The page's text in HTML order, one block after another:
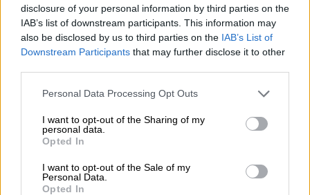
disclosure of your personal information by third parties on the
IAB’s list of downstream participants. This information may
also be disclosed by us to third parties on the IAB’s List of
Downstream Participants that may further disclose it to other
Please note that this website/app uses one or more Google
not limited to your visit or usage behaviour. You may click to
grant or deny consent to Google and its third-party tags to
use your data for below specified purposes in below Google
consent section.
Personal Data Processing Opt Outs
I want to opt-out of the Sharing of my
personal data.
Opted In
I want to opt-out of the Sale of my
Personal Data.
Opted In
Αθλητισμός|27.01.2019 22:41